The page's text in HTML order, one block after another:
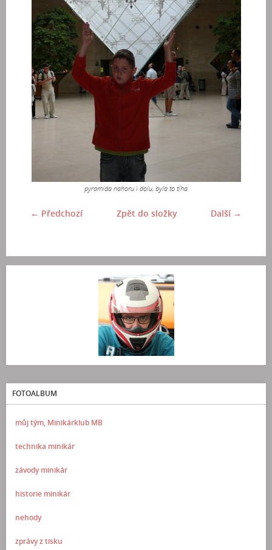
pyramida nahoru i dolu, byla to tíha
← Předchozí Další →
Zpět do složky
FOTOALBUM
můj tým, Minikárklub MB
technika minikár
závody minikár
historie minikár
nehody
zprávy z tisku